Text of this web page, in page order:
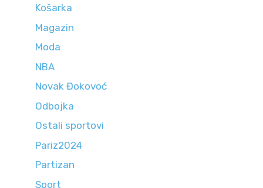
Košarka
Magazin
Moda
NBA
Novak Đokovoć
Odbojka
Ostali sportovi
Pariz2024
Partizan
Sport